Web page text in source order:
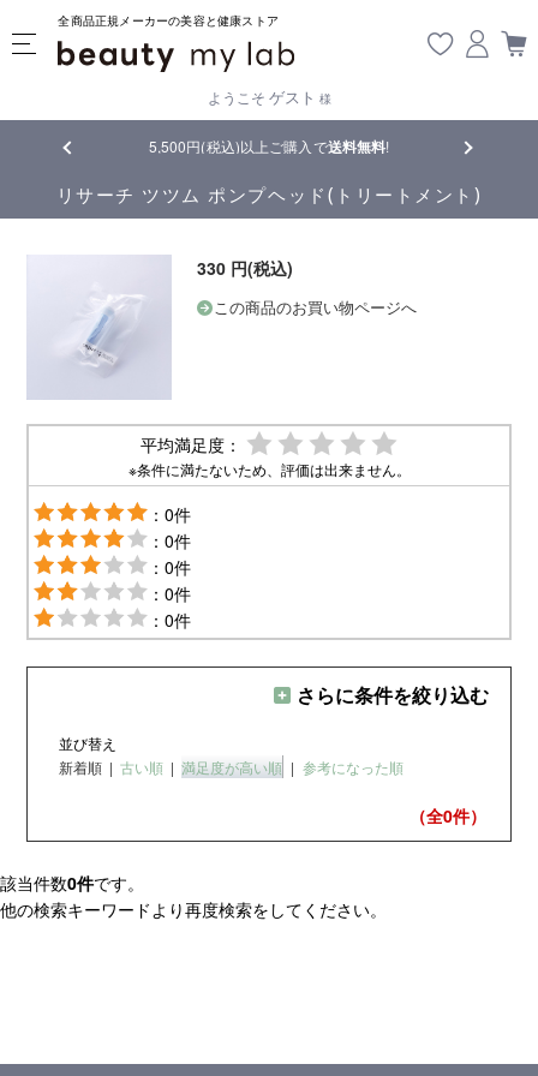
全商品正規メーカーの美容と健康ストア
ようこそ ゲスト 様
5,500円(税込)以上ご購入で送料無料! 【重要】
リサーチ ツツム ポンプヘッド(トリートメント)
330 円(税込)
この商品のお買い物ページへ
平均満足度：
※条件に満たないため、評価は出来ません。
：0件
：0件
：0件
：0件
：0件
さらに条件を絞り込む
並び替え
新着順 | 古い順 | 満足度が高い順 | 参考になった順
（全0件）
該当件数0件です。
他の検索キーワードより再度検索をしてください。